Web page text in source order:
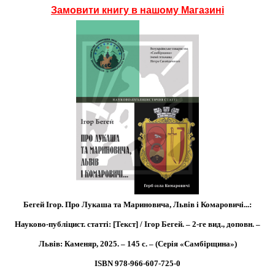
Замовити книгу в нашому Магазині
Бегей Ігор. Про Лукаша та Мариновича, Львів і Комаровичі...:
Науково-публіцист. статті: [Текст] / Ігор Бегей. – 2-ге вид., доповн. –
Львів: Каменяр, 2025. – 145 с. – (Серія «Самбірщина»)
ISBN 978-966-607-725-0